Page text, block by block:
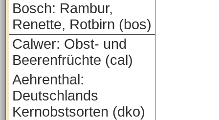
Bosch: Rambur,
Renette, Rotbirn (bos)
Calwer: Obst- und
Beerenfrüchte (cal)
Aehrenthal:
Deutschlands
Kernobstsorten (dko)